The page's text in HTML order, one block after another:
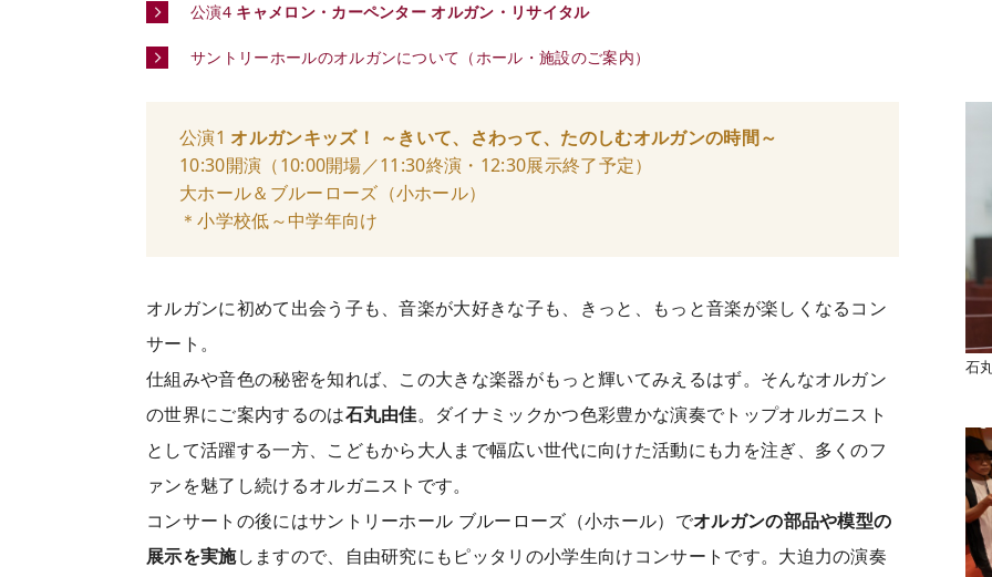
公演4 キャメロン・カーペンター オルガン・リサイタル
サントリーホールのオルガンについて（ホール・施設のご案内）
公演1 オルガンキッズ！ ～きいて、さわって、たのしむオルガンの時間～
10:30開演（10:00開場／11:30終演・12:30展示終了予定）
大ホール＆ブルーローズ（小ホール）
＊小学校低～中学年向け
オルガンに初めて出会う子も、音楽が大好きな子も、きっと、もっと音楽が楽しくなるコン
サート。
仕組みや音色の秘密を知れば、この大きな楽器がもっと輝いてみえるはず。そんなオルガン
の世界にご案内するのは石丸由佳。ダイナミックかつ色彩豊かな演奏でトップオルガニスト
として活躍する一方、こどもから大人まで幅広い世代に向けた活動にも力を注ぎ、多くのフ
ァンを魅了し続けるオルガニストです。
コンサートの後にはサントリーホール ブルーローズ（小ホール）でオルガンの部品や模型の
展示を実施しますので、自由研究にもピッタリの小学生向けコンサートです。大迫力の演奏
石